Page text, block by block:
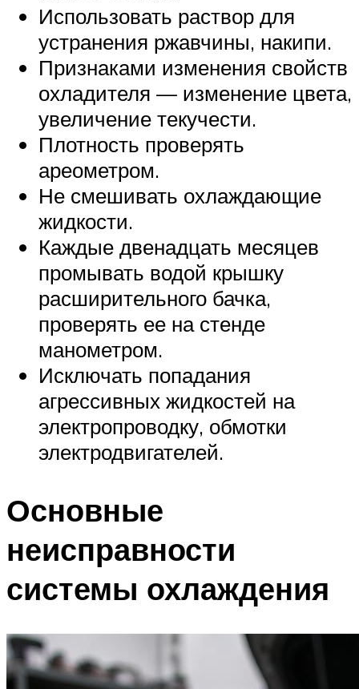
Использовать раствор для
устранения ржавчины, накипи.
Признаками изменения свойств
охладителя — изменение цвета,
увеличение текучести.
Плотность проверять
ареометром.
Не смешивать охлаждающие
жидкости.
Каждые двенадцать месяцев
промывать водой крышку
расширительного бачка,
проверять ее на стенде
манометром.
Исключать попадания
агрессивных жидкостей на
электропроводку, обмотки
электродвигателей.
Основные
неисправности
системы охлаждения